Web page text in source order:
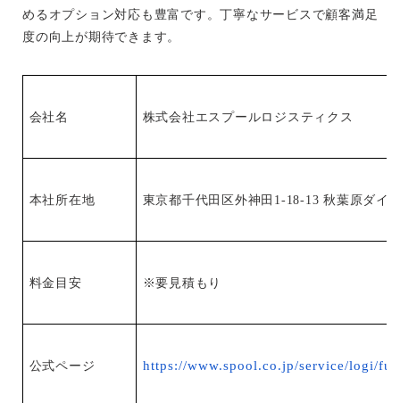
めるオプション対応も豊富です。丁寧なサービスで顧客満足
度の向上が期待できます。
会社名 株式会社エスプールロジスティクス
本社所在地 東京都千代田区外神田1-18-13 秋葉原ダイ
料金目安 ※要見積もり
公式ページ https://www.spool.co.jp/service/logi/